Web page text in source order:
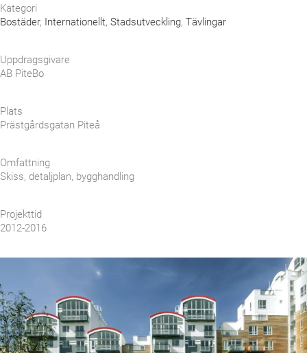
Kategori
Bostäder, Internationellt, Stadsutveckling, Tävlingar
Uppdragsgivare
AB PiteBo
Plats
Prästgårdsgatan Piteå
Omfattning
Skiss, detaljplan, bygghandling
Projekttid
2012-2016